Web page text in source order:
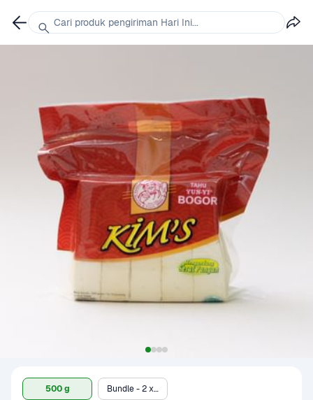
500 g Bundle - 2 x 500 g
Cari produk pengiriman Hari Ini...